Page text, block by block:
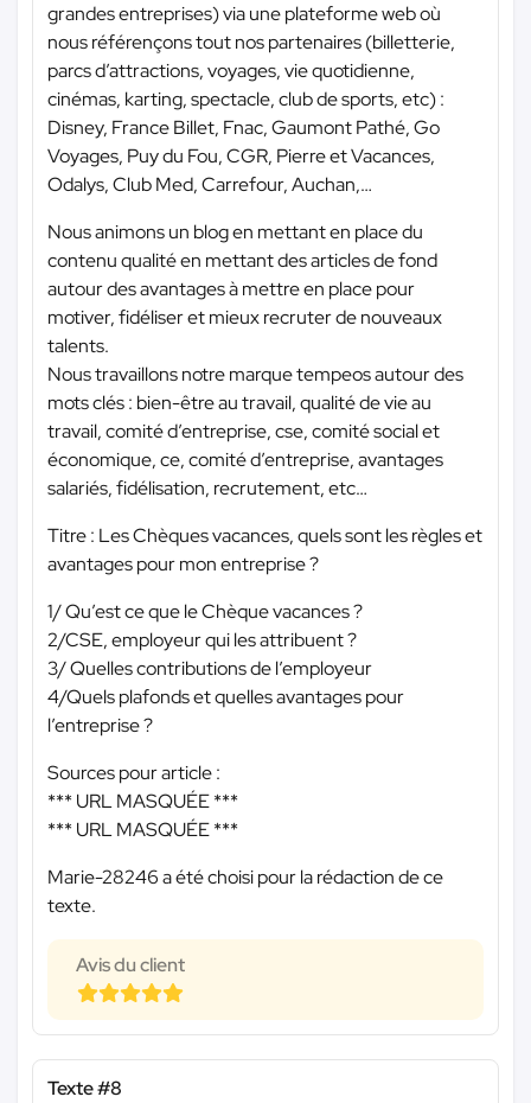
grandes entreprises) via une plateforme web où
nous référençons tout nos partenaires (billetterie,
parcs d’attractions, voyages, vie quotidienne,
cinémas, karting, spectacle, club de sports, etc) :
Disney, France Billet, Fnac, Gaumont Pathé, Go
Voyages, Puy du Fou, CGR, Pierre et Vacances,
Odalys, Club Med, Carrefour, Auchan,…
Nous animons un blog en mettant en place du
contenu qualité en mettant des articles de fond
autour des avantages à mettre en place pour
motiver, fidéliser et mieux recruter de nouveaux
talents.
Nous travaillons notre marque tempeos autour des
mots clés : bien-être au travail, qualité de vie au
travail, comité d’entreprise, cse, comité social et
économique, ce, comité d’entreprise, avantages
salariés, fidélisation, recrutement, etc…
Titre : Les Chèques vacances, quels sont les règles et
avantages pour mon entreprise ?
1/ Qu’est ce que le Chèque vacances ?
2/CSE, employeur qui les attribuent ?
3/ Quelles contributions de l’employeur
4/Quels plafonds et quelles avantages pour
l’entreprise ?
Sources pour article :
*** URL MASQUÉE ***
*** URL MASQUÉE ***
Marie-28246 a été choisi pour la rédaction de ce
texte.
Avis du client
Texte #8